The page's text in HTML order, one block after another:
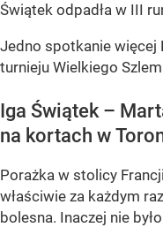
Świątek odpadła w III
Jedno spotkanie więcej
turnieju Wielkiego
Iga Świątek –
na kortach w
Porażka w stolicy
właściwie za każdym
bolesna. Inaczej nie